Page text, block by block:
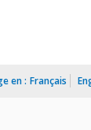
en : Français